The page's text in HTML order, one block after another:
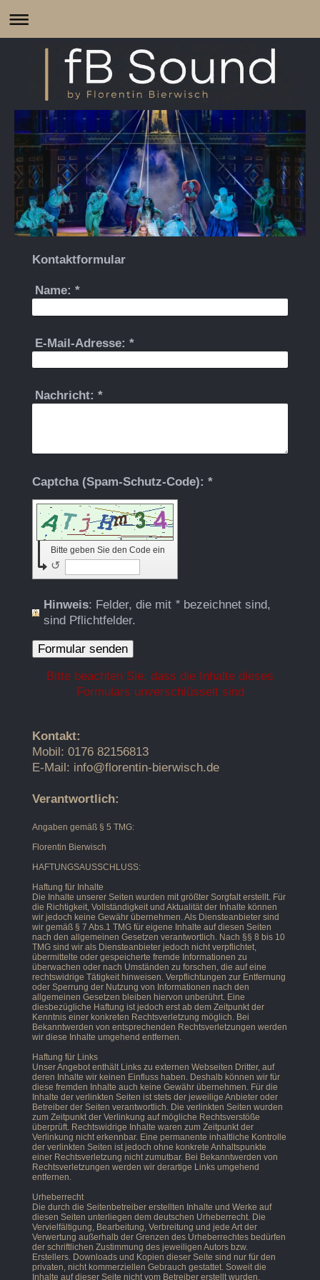
Kontaktformular
Name: *
E-Mail-Adresse: *
Nachricht: *
Captcha (Spam-Schutz-Code): *
Bitte geben Sie den Code ein
↺
Hinweis : Felder, die mit * bezeichnet sind,
sind Pflichtfelder.
Bitte beachten Sie, dass die Inhalte dieses
Formulars unverschlüsselt sind
Kontakt:
Mobil: 0176 82156813
E-Mail: info@florentin-bierwisch.de
Verantwortlich:
Angaben gemäß § 5 TMG:
Florentin Bierwisch
HAFTUNGSAUSSCHLUSS:
Haftung für Inhalte
Die Inhalte unserer Seiten wurden mit größter Sorgfalt erstellt. Für
die Richtigkeit, Vollständigkeit und Aktualität der Inhalte können
wir jedoch keine Gewähr übernehmen. Als Diensteanbieter sind
wir gemäß § 7 Abs.1 TMG für eigene Inhalte auf diesen Seiten
nach den allgemeinen Gesetzen verantwortlich. Nach §§ 8 bis 10
TMG sind wir als Diensteanbieter jedoch nicht verpflichtet,
übermittelte oder gespeicherte fremde Informationen zu
überwachen oder nach Umständen zu forschen, die auf eine
rechtswidrige Tätigkeit hinweisen. Verpflichtungen zur Entfernung
oder Sperrung der Nutzung von Informationen nach den
allgemeinen Gesetzen bleiben hiervon unberührt. Eine
diesbezügliche Haftung ist jedoch erst ab dem Zeitpunkt der
Kenntnis einer konkreten Rechtsverletzung möglich. Bei
Bekanntwerden von entsprechenden Rechtsverletzungen werden
wir diese Inhalte umgehend entfernen.
Haftung für Links
Unser Angebot enthält Links zu externen Webseiten Dritter, auf
deren Inhalte wir keinen Einfluss haben. Deshalb können wir für
diese fremden Inhalte auch keine Gewähr übernehmen. Für die
Inhalte der verlinkten Seiten ist stets der jeweilige Anbieter oder
Betreiber der Seiten verantwortlich. Die verlinkten Seiten wurden
zum Zeitpunkt der Verlinkung auf mögliche Rechtsverstöße
überprüft. Rechtswidrige Inhalte waren zum Zeitpunkt der
Verlinkung nicht erkennbar. Eine permanente inhaltliche Kontrolle
der verlinkten Seiten ist jedoch ohne konkrete Anhaltspunkte
einer Rechtsverletzung nicht zumutbar. Bei Bekanntwerden von
Rechtsverletzungen werden wir derartige Links umgehend
entfernen.
Urheberrecht
Die durch die Seitenbetreiber erstellten Inhalte und Werke auf
diesen Seiten unterliegen dem deutschen Urheberrecht. Die
Vervielfältigung, Bearbeitung, Verbreitung und jede Art der
Verwertung außerhalb der Grenzen des Urheberrechtes bedürfen
der schriftlichen Zustimmung des jeweiligen Autors bzw.
Erstellers. Downloads und Kopien dieser Seite sind nur für den
privaten, nicht kommerziellen Gebrauch gestattet. Soweit die
Inhalte auf dieser Seite nicht vom Betreiber erstellt wurden,